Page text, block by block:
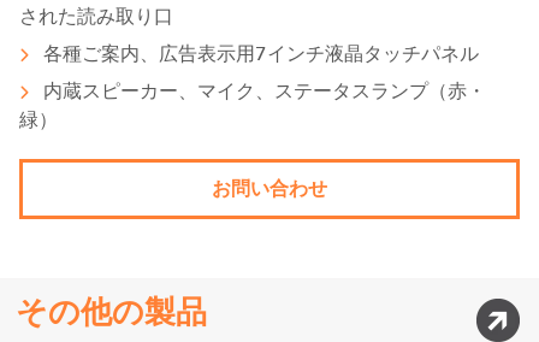
された読み取り口
各種ご案内、広告表示用7インチ液晶タッチパネル
内蔵スピーカー、マイク、ステータスランプ（赤・
緑）
お問い合わせ
その他の製品